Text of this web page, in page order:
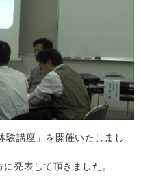
験講座」を開催いたしまし
発表して頂きました。